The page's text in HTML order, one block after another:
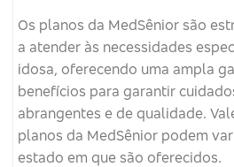
Os planos da MedSênior são
a atender às necessidades
idosa, oferecendo uma ampla
benefícios para garantir
abrangentes e de qualidade.
planos da MedSênior podem
estado em que são oferecidos.